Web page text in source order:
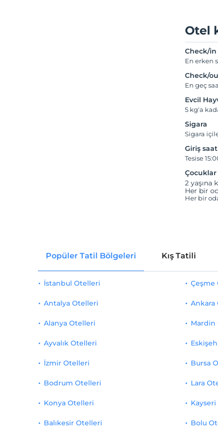
Otel
Check/in
En erken
Check/
En geç
Evcil
5 kg'a
Sigara
Sigara
Giriş
Tesise
Çocuklar
2 yaşına
Her bir
Her bir
Popüler Tatil Bölgeleri Kış Tatili
İstanbul Otelleri
Antalya Otelleri
Alanya Otelleri
Ayvalık Otelleri
İzmir Otelleri
Çeşme
Ankara
Mardin
Bursa
Bodrum Otelleri
Konya Otelleri
Balıkesir Otelleri
Lara
Bolu